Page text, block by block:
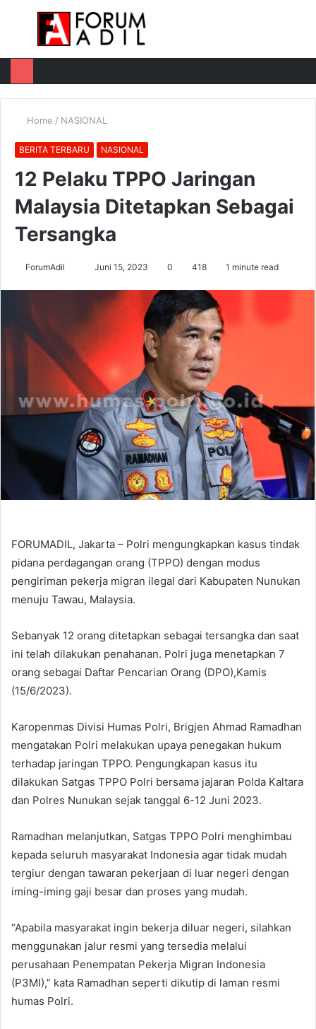
Menu
Home / NASIONAL
BERITA TERBARU NASIONAL
12 Pelaku TPPO Jaringan
Malaysia Ditetapkan Sebagai
Tersangka
ForumAdil Juni 15, 2023 0 418 1 minute read
FORUMADIL, Jakarta – Polri mengungkapkan kasus tindak
pidana perdagangan orang (TPPO) dengan modus
pengiriman pekerja migran ilegal dari Kabupaten Nunukan
menuju Tawau, Malaysia.
Sebanyak 12 orang ditetapkan sebagai tersangka dan saat
ini telah dilakukan penahanan. Polri juga menetapkan 7
orang sebagai Daftar Pencarian Orang (DPO),Kamis
(15/6/2023).
Karopenmas Divisi Humas Polri, Brigjen Ahmad Ramadhan
mengatakan Polri melakukan upaya penegakan hukum
terhadap jaringan TPPO. Pengungkapan kasus itu
dilakukan Satgas TPPO Polri bersama jajaran Polda Kaltara
dan Polres Nunukan sejak tanggal 6-12 Juni 2023.
Ramadhan melanjutkan, Satgas TPPO Polri menghimbau
kepada seluruh masyarakat Indonesia agar tidak mudah
tergiur dengan tawaran pekerjaan di luar negeri dengan
iming-iming gaji besar dan proses yang mudah.
“Apabila masyarakat ingin bekerja diluar negeri, silahkan
menggunakan jalur resmi yang tersedia melalui
perusahaan Penempatan Pekerja Migran Indonesia
(P3MI),” kata Ramadhan seperti dikutip di laman resmi
humas Polri.